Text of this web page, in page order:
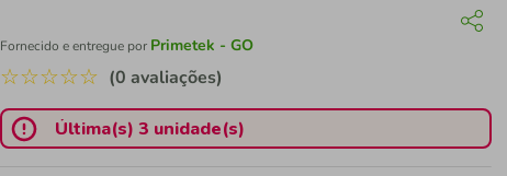
Fornecido e entregue por Primetek - GO
☆☆☆☆☆ (0 avaliações)
Última(s) 3 unidade(s)